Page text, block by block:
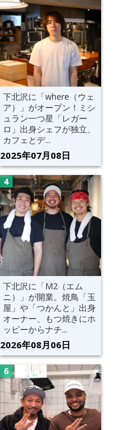
下北沢に「where（ウェ
ア）」がオープン！ミシ
ュラン一つ星「レガー
ロ」出身シェフが独立、
カフェとデ...
2025年07月08日
下北沢に「M2（エム
ニ）」が開業。焼鳥「玉
屋」や「つかんと」出身
オーナー、もつ焼きにホ
ッピーからナチ...
2026年08月06日